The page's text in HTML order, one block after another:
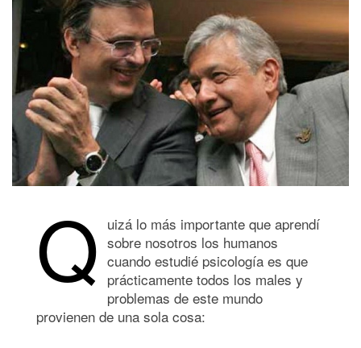
Q uizá lo más importante que aprendí
sobre nosotros los humanos
cuando estudié psicología es que
prácticamente todos los males y
problemas de este mundo
provienen de una sola cosa: